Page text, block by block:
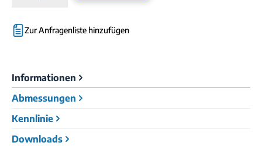
Zur Anfragenliste hinzufügen
Informationen
Abmessungen
Kennlinie
Downloads